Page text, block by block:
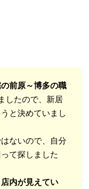
の前原～博多の職
したので、新居
と決めていまし
ないので、自分
て探しました
内が見えてい